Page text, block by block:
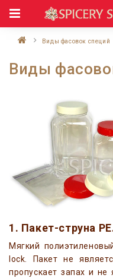
Виды фасовок специй
Виды
1. Пакет-струна
Мягкий
lock. Пакет не
пропускает запах и не